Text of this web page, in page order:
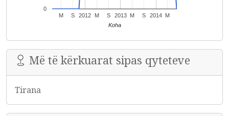
2012 2013 2014
M S M S M S M
0
Koha
Më të kërkuarat sipas qyteteve
Tirana